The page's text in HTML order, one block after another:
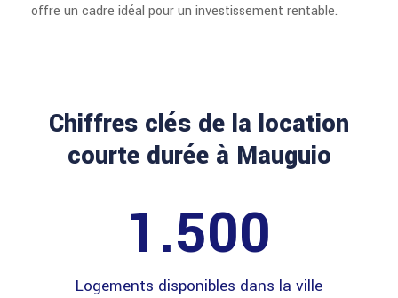
offre un cadre idéal pour un investissement rentable.
Chiffres clés de la location
courte durée à Mauguio
Logements disponibles dans la ville
1.500